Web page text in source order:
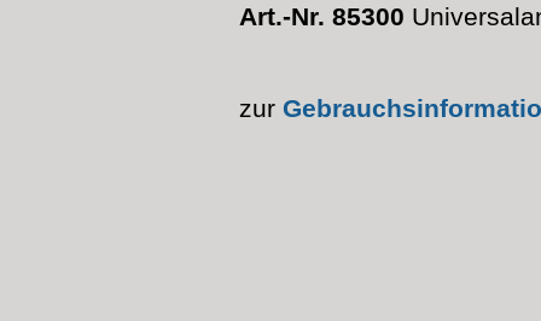
Art.-Nr. 85300
zur